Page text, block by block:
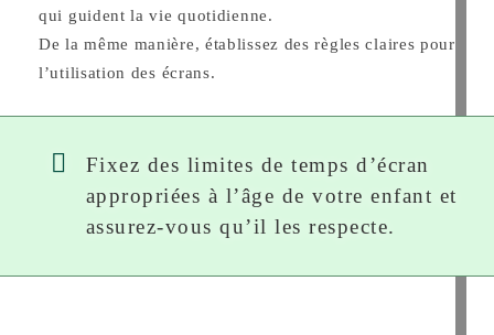
qui guident la vie quotidienne.
De la même manière, établissez des règles claires pour
l’utilisation des écrans.
Fixez des limites de temps d’écran
appropriées à l’âge de votre enfant et
assurez-vous qu’il les respecte.